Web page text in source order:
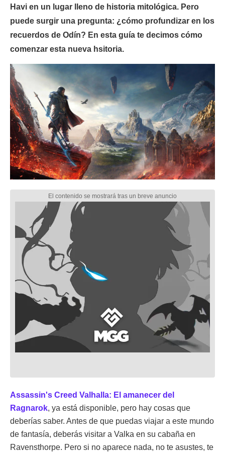
Havi en un lugar lleno de historia mitológica. Pero
puede surgir una pregunta: ¿cómo profundizar en los
recuerdos de Odín? En esta guía te decimos cómo
comenzar esta nueva hsitoria.
Assassin's Creed Valhalla: El amanecer del
Ragnarok, ya está disponible, pero hay cosas que
deberías saber. Antes de que puedas viajar a este mundo
de fantasía, deberás visitar a Valka en su cabaña en
Ravensthorpe. Pero si no aparece nada, no te asustes, te